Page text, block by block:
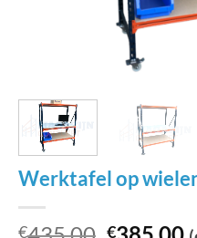
Werktafel op
€ €